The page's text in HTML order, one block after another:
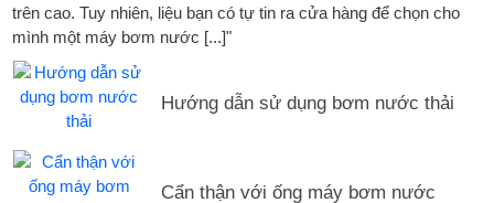
trên cao. Tuy nhiên, liệu bạn có tự tin ra cửa hàng để chọn cho
mình một máy bơm nước [...]"
Hướng dẫn sử dụng bơm nước thải
Cẩn thận với ống máy bơm nước